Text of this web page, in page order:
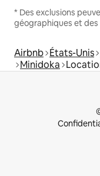
* Des exclusions
géographiques et
Airbnb États-Unis
Minidoka